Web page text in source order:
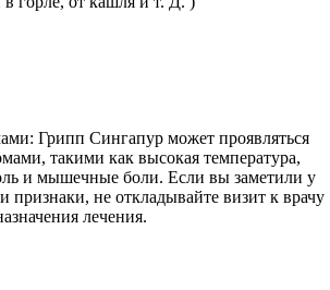
Грипп Сингапур может проявляться
такими как высокая температура,
и мышечные боли. Если вы заметили у
признаки, не откладывайте визит к врачу
лечения.